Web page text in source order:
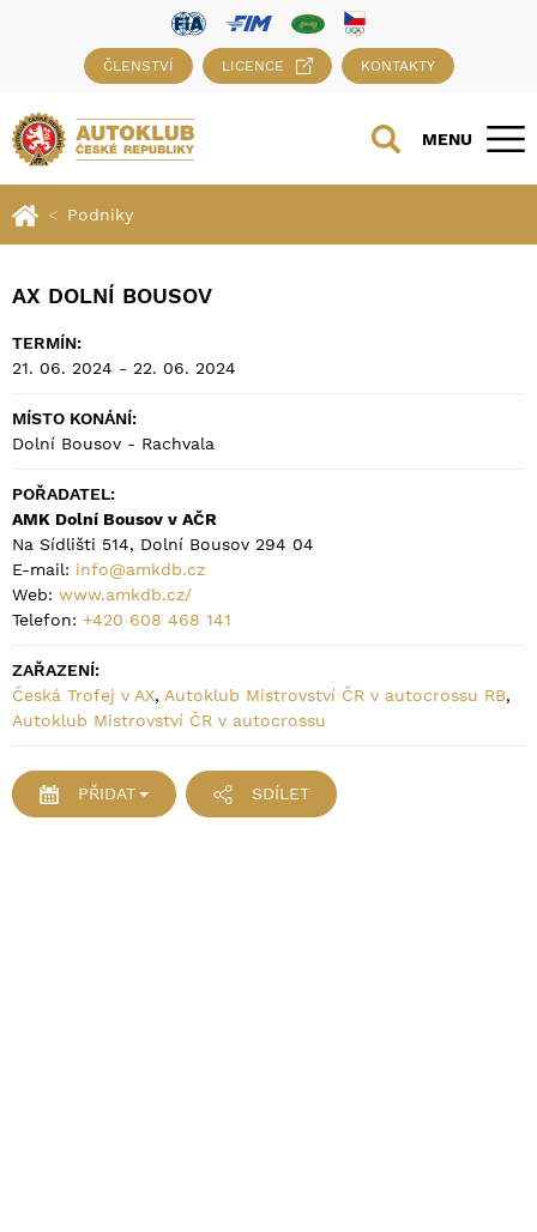
ČLENSTVÍ LICENCE KONTAKTY
MENU
Podniky
AX DOLNÍ BOUSOV
TERMÍN:
21. 06. 2024 - 22. 06. 2024
MÍSTO KONÁNÍ:
Dolní Bousov - Rachvala
POŘADATEL:
AMK Dolní Bousov v AČR
Na Sídlišti 514, Dolní Bousov 294 04
E-mail: info@amkdb.cz
Web: www.amkdb.cz/
Telefon: +420 608 468 141
ZAŘAZENÍ:
Česká Trofej v AX, Autoklub Mistrovství ČR v autocrossu RB,
Autoklub Mistrovství ČR v autocrossu
PŘIDAT SDÍLET